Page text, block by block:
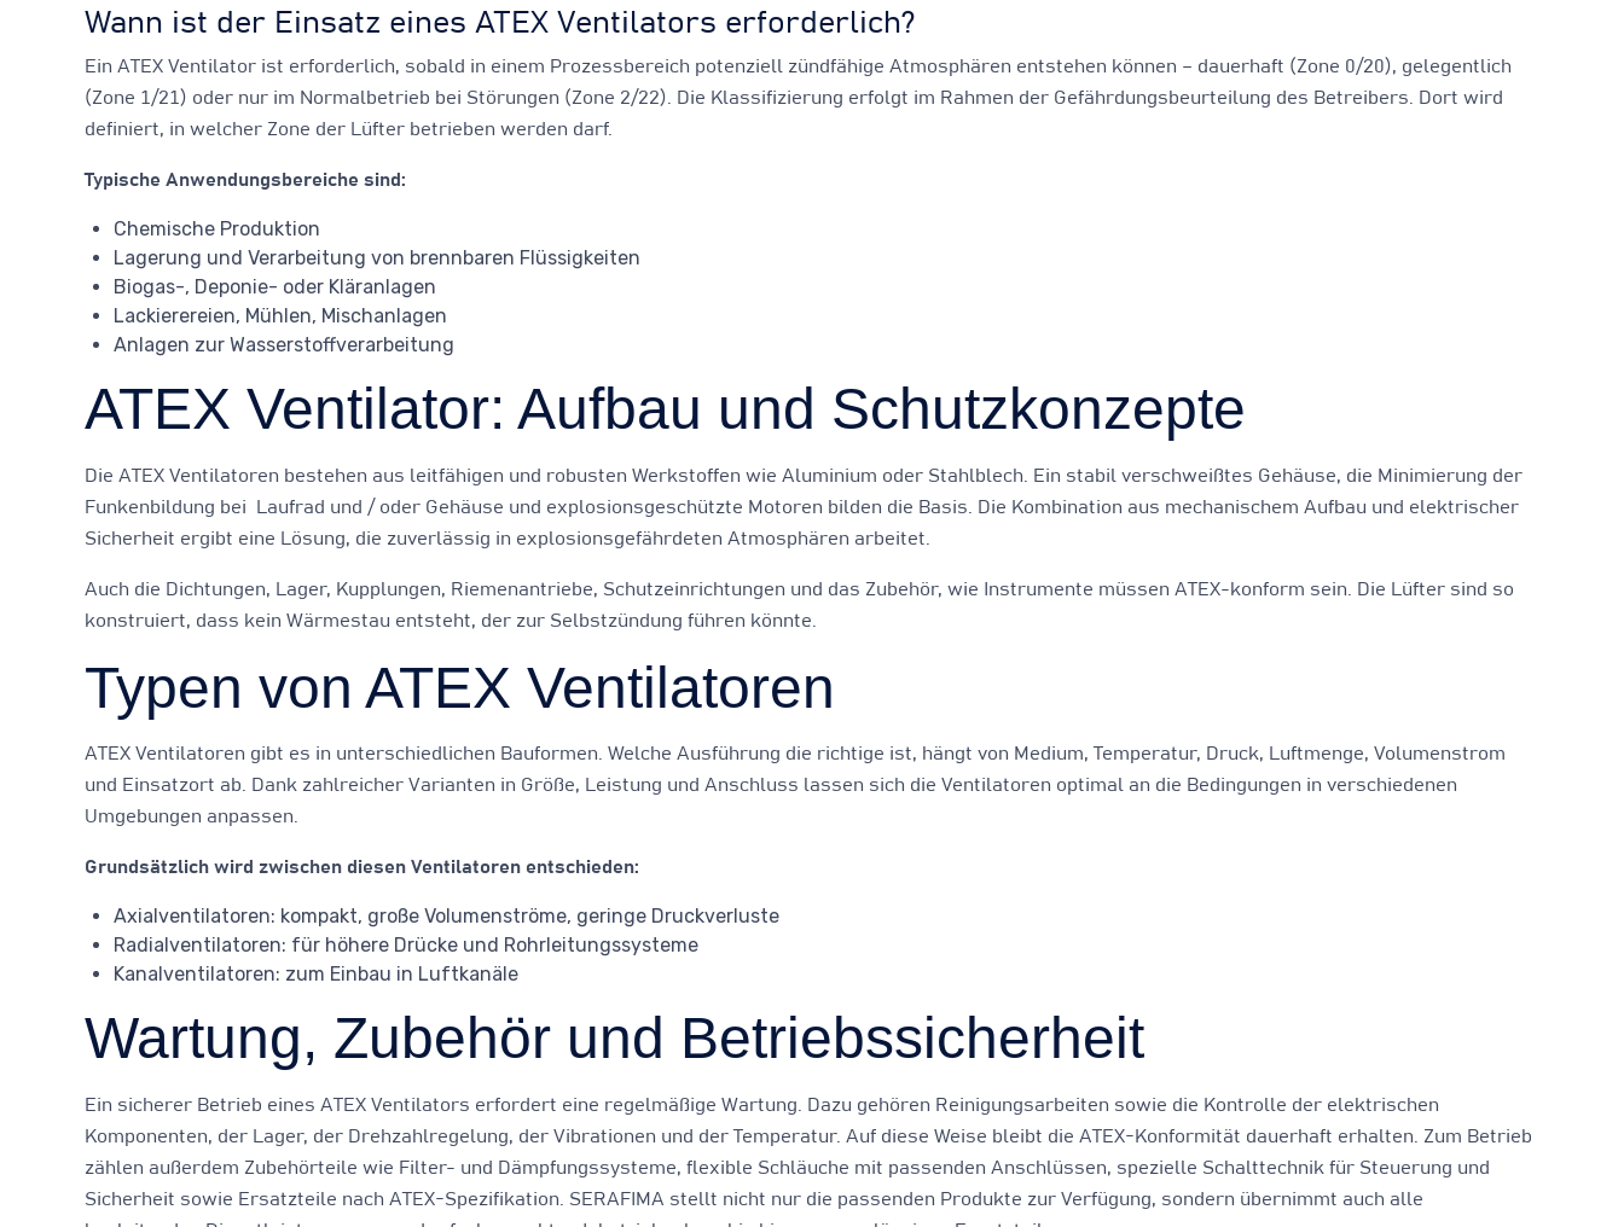
Wann ist der Einsatz eines ATEX Ventilators erforderlich?
Ein ATEX Ventilator ist erforderlich, sobald in einem Prozessbereich potenziell zündfähige Atmosphären entstehen können – dauerhaft (Zone 0/20), gelegentlich
(Zone 1/21) oder nur im Normalbetrieb bei Störungen (Zone 2/22). Die Klassifizierung erfolgt im Rahmen der Gefährdungsbeurteilung des Betreibers. Dort wird
definiert, in welcher Zone der Lüfter betrieben werden darf.
Typische Anwendungsbereiche sind:
Chemische Produktion
Lagerung und Verarbeitung von brennbaren Flüssigkeiten
Biogas-, Deponie- oder Kläranlagen
Lackierereien, Mühlen, Mischanlagen
Anlagen zur Wasserstoffverarbeitung
ATEX Ventilator: Aufbau und Schutzkonzepte
Die ATEX Ventilatoren bestehen aus leitfähigen und robusten Werkstoffen wie Aluminium oder Stahlblech. Ein stabil verschweißtes Gehäuse, die Minimierung der
Funkenbildung bei Laufrad und / oder Gehäuse und explosionsgeschützte Motoren bilden die Basis. Die Kombination aus mechanischem Aufbau und elektrischer
Sicherheit ergibt eine Lösung, die zuverlässig in explosionsgefährdeten Atmosphären arbeitet.
Auch die Dichtungen, Lager, Kupplungen, Riemenantriebe, Schutzeinrichtungen und das Zubehör, wie Instrumente müssen ATEX-konform sein. Die Lüfter sind so
konstruiert, dass kein Wärmestau entsteht, der zur Selbstzündung führen könnte.
Typen von ATEX Ventilatoren
ATEX Ventilatoren gibt es in unterschiedlichen Bauformen. Welche Ausführung die richtige ist, hängt von Medium, Temperatur, Druck, Luftmenge, Volumenstrom
und Einsatzort ab. Dank zahlreicher Varianten in Größe, Leistung und Anschluss lassen sich die Ventilatoren optimal an die Bedingungen in verschiedenen
Umgebungen anpassen.
Grundsätzlich wird zwischen diesen Ventilatoren entschieden:
Axialventilatoren: kompakt, große Volumenströme, geringe Druckverluste
Radialventilatoren: für höhere Drücke und Rohrleitungssysteme
Kanalventilatoren: zum Einbau in Luftkanäle
Wartung, Zubehör und Betriebssicherheit
Ein sicherer Betrieb eines ATEX Ventilators erfordert eine regelmäßige Wartung. Dazu gehören Reinigungsarbeiten sowie die Kontrolle der elektrischen
Komponenten, der Lager, der Drehzahlregelung, der Vibrationen und der Temperatur. Auf diese Weise bleibt die ATEX-Konformität dauerhaft erhalten. Zum Betrieb
zählen außerdem Zubehörteile wie Filter- und Dämpfungssysteme, flexible Schläuche mit passenden Anschlüssen, spezielle Schalttechnik für Steuerung und
Sicherheit sowie Ersatzteile nach ATEX-Spezifikation. SERAFIMA stellt nicht nur die passenden Produkte zur Verfügung, sondern übernimmt auch alle